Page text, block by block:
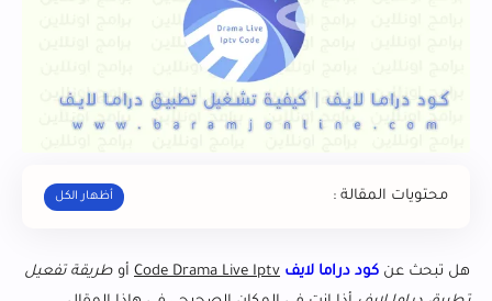
محتويات المقالة :
هل تبحث عن كود دراما لايف Code Drama Live Iptv أو طريقة تفعيل